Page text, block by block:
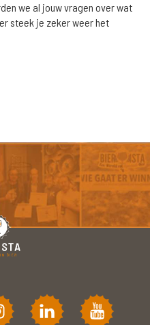
we al jouw vragen over wat
steek je zeker weer het